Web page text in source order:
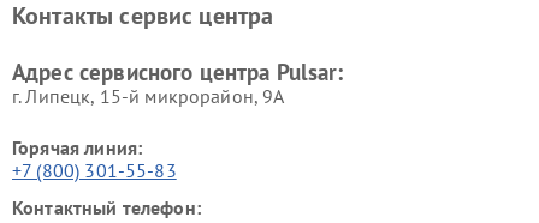
Контакты сервис центра
Адрес сервисного центра Pulsar:
г. Липецк, 15-й микрорайон, 9А
Горячая линия:
+7 (800) 301-55-83
Контактный телефон: